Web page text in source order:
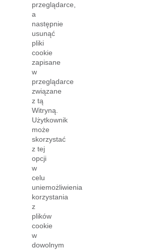
przeglądarce,
a
następnie
usunąć
pliki
cookie
zapisane
w
przeglądarce
związane
z tą
Witryną.
Użytkownik
może
skorzystać
z tej
opcji
w
celu
uniemożliwienia
korzystania
z
plików
cookie
w
dowolnym